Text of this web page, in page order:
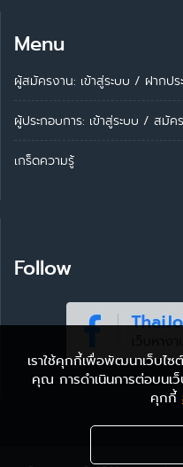
Menu
ผู้สมัครงาน: เข้าสู่ระบบ / ฝากป
ผู้ประกอบการ: เข้าสู่ระบบ / สมัค
เกร็ดความรู้
Follow
เราใช้คุกกี้เพื่อพัฒนาเว็บไซ
คุณ การดำเนินการต่อบนเ
คุกกี้